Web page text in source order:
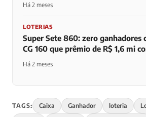
Há 2 meses
LOTERIAS
Super Sete 860: zero ganhadores
CG 160 que prêmio de R$ 1,6 mi
Há 2 meses
TAGS: Caixa Ganhador loteria